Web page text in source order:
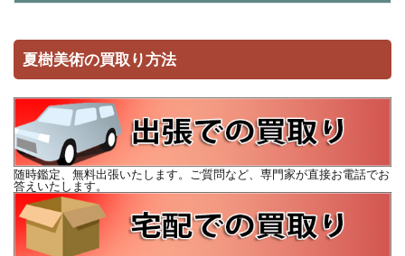
夏樹美術の買取り方法
随時鑑定、無料出張いたします。ご質問など、専門家が直接お電話でお
答えいたします。